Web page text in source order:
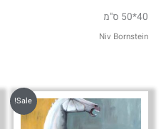
40*50 ס"מ
Niv Bornstein
Sale!